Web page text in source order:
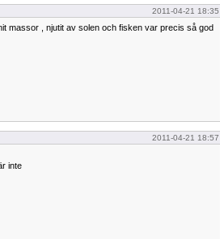
2011-04-21 18:35
massor , njutit av solen och fisken var precis så god
2011-04-21 18:57
inte